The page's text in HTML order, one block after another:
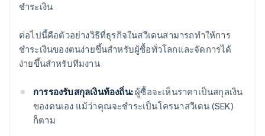
ชำระเงิน
ต่อไปนี้คือตัวอย่างวิธีที่ธุรกิจในสวีเดนสามารถทำให้การ
ชำระเงินของตนง่ายขึ้นสำหรับผู้ซื้อทั่วโลกและจัดการได้
ง่ายขึ้นสำหรับทีมงาน
การรองรับสกุลเงินท้องถิ่น: ผู้ซื้อจะเห็นราคาเป็นสกุลเงิน
ของตนเอง แม้ว่าคุณจะชำระเป็นโครนาสวีเดน (SEK)
ก็ตาม